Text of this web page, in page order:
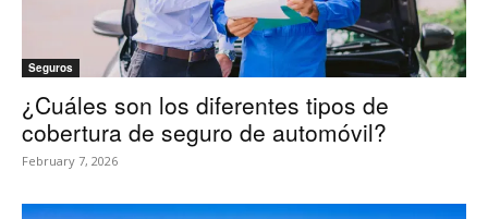
Seguros
¿Cuáles son los diferentes tipos de
cobertura de seguro de automóvil?
February 7, 2026